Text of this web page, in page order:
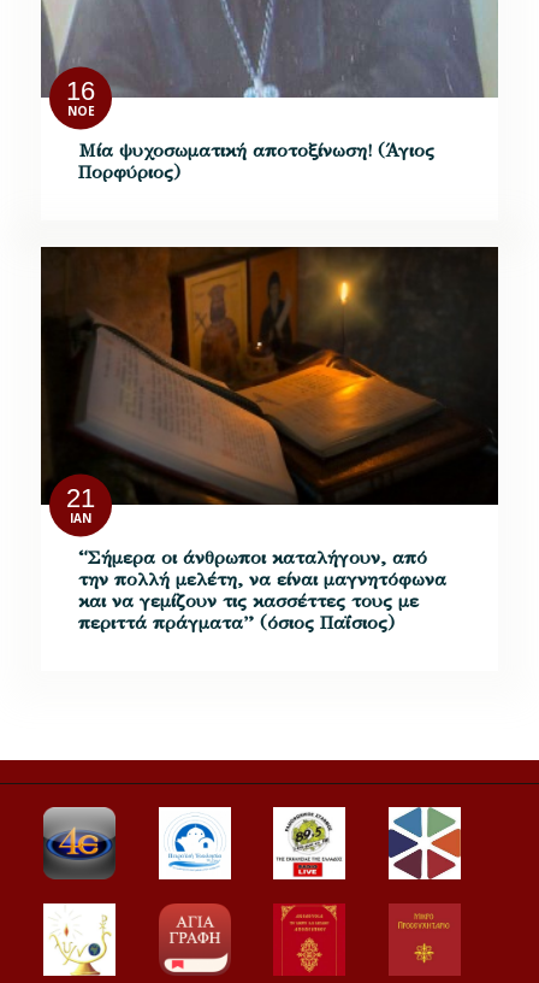
16
ΝΟΈ
Μία ψυχοσωματική αποτοξίνωση! (Άγιος
Πορφύριος)
21
ΙΑΝ
“Σήμερα οι άνθρωποι καταλήγουν, από
την πολλή μελέτη, να είναι μαγνητόφωνα
και να γεμίζουν τις κασσέττες τους με
περιττά πράγματα” (όσιος Παΐσιος)